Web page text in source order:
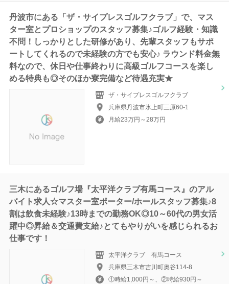
丹波市にある「ザ・サイプレスゴルフクラブ」で、マス
ター室とプロショップのスタッフ募集♪ゴルフ経験・知識
不問！しっかりとした研修があり、先輩スタッフもサポ
ートしてくれるので未経験の方でも安心♪ ラウンド料金無
料なので、休日や仕事終わりに高級ゴルフコースを楽し
める特典も◎そのほか寮完備など待遇充実★
ザ・サイプレスゴルフクラブ
兵庫県丹波市氷上町三原60-1
月給23万円～28万円
三木にあるゴルフ場『太平洋クラブ有馬コース』のアル
バイト求人☆マスター室ポーター/ホールスタッフ募集♪8
割は飲食未経験♪13時までの勤務OK◎10～60代の男女活
躍中◎昇給＆交通費支給♪とてもやりがいを感じられるお
仕事です！
太平洋クラブ 有馬コース
兵庫県三木市吉川町奥谷114-8
①時給1,000円～、②時給930円～